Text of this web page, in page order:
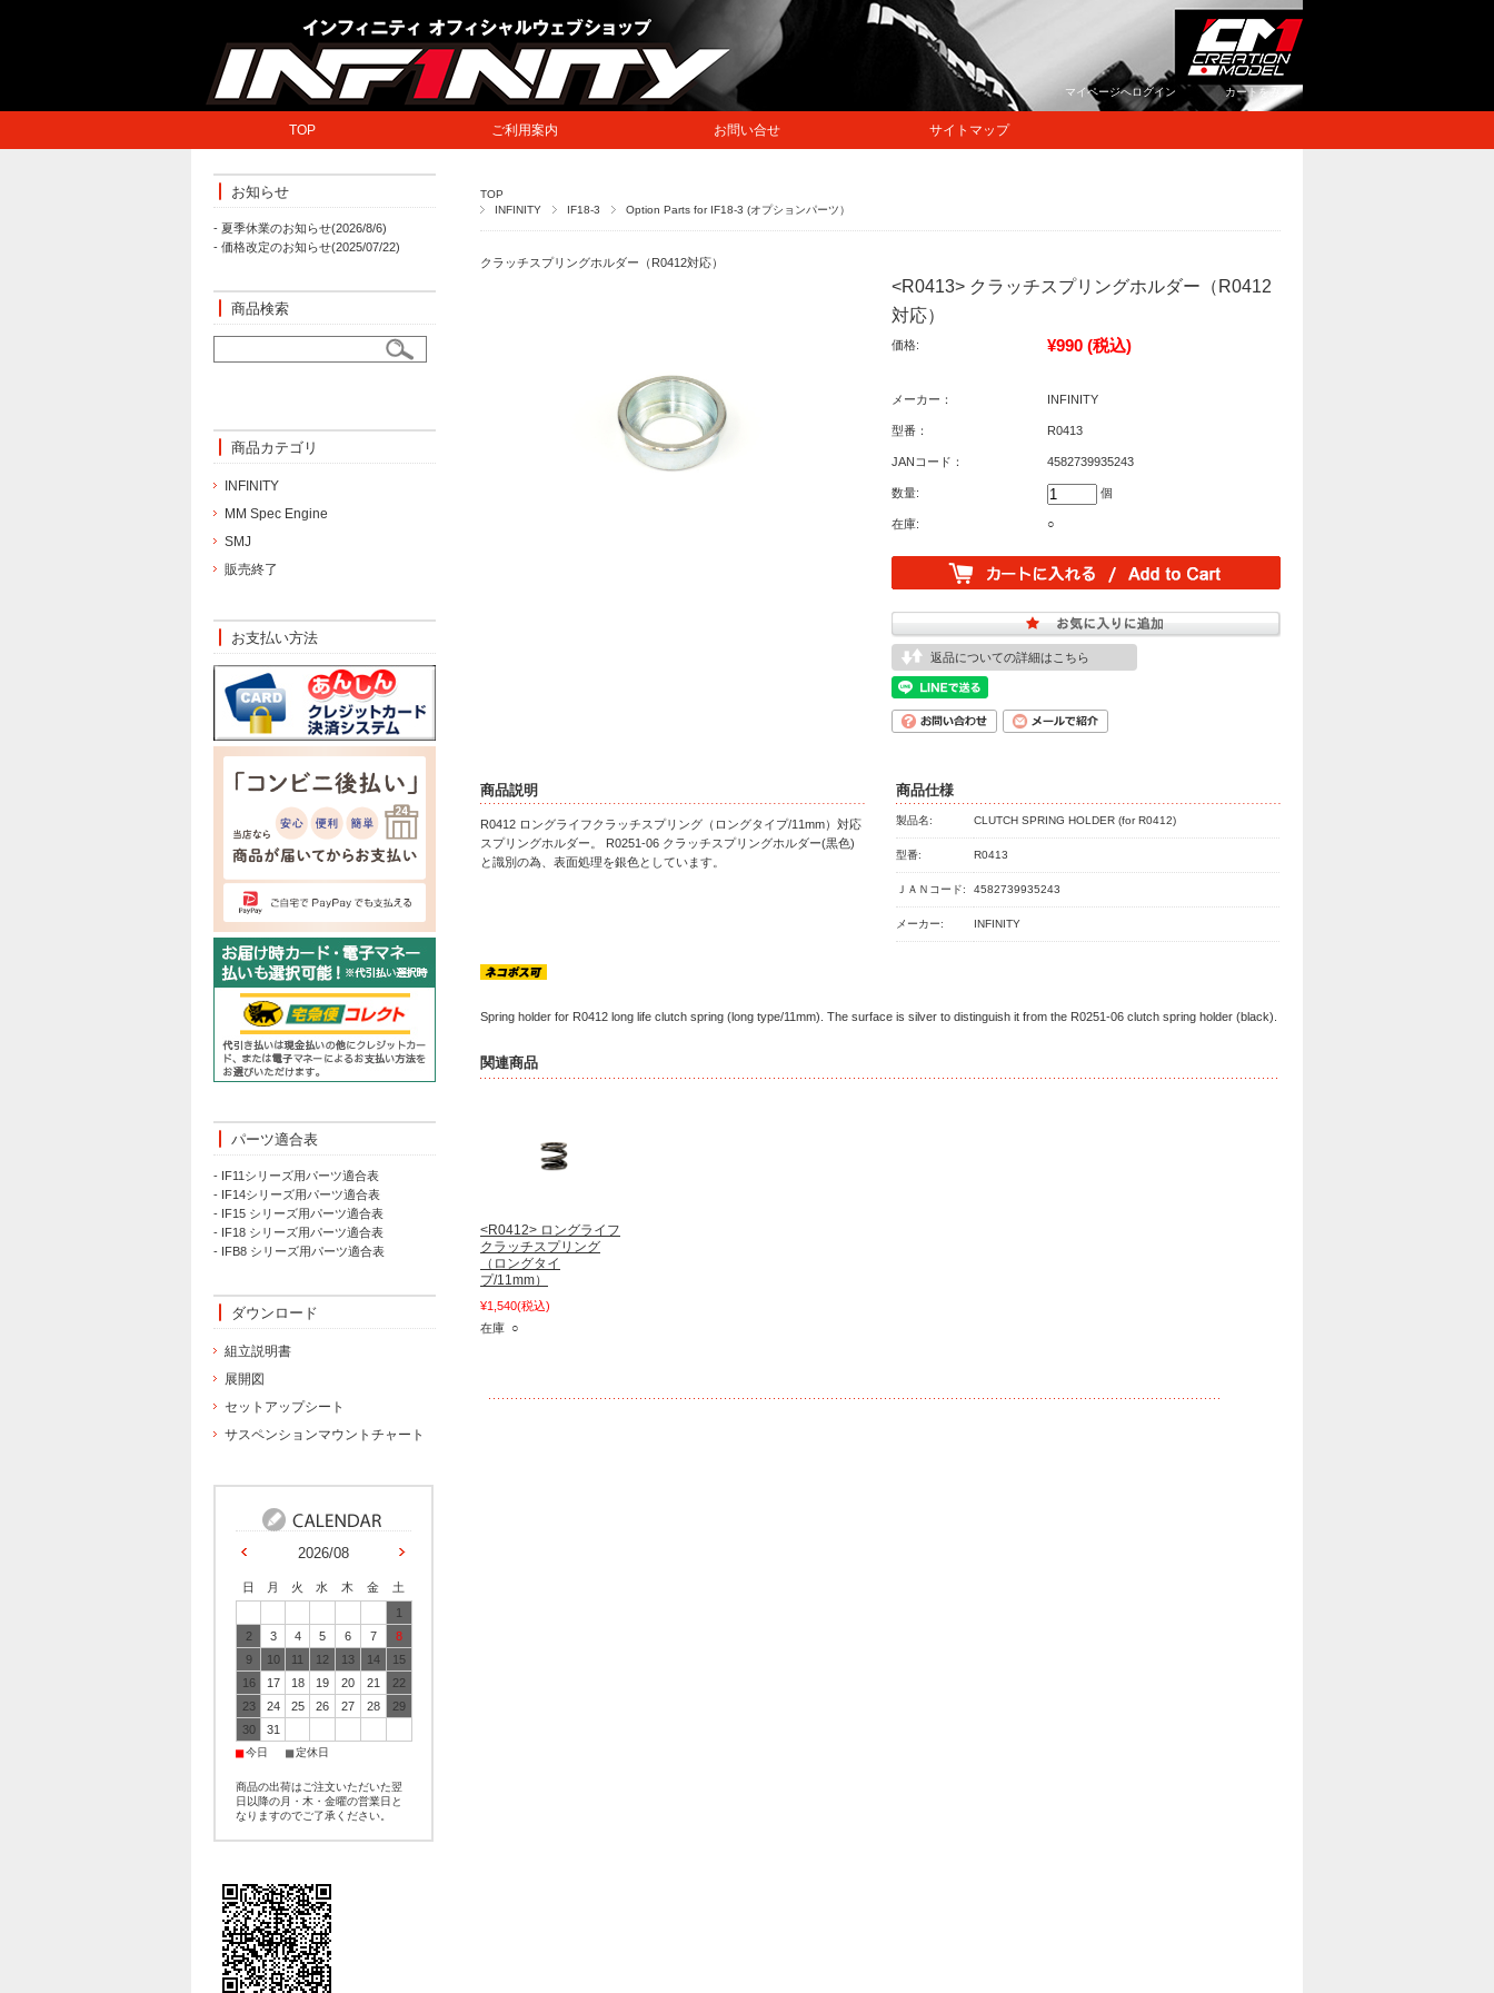
マイページへログイン カートをみる
TOP ご利用案内 お問い合せ サイトマップ
TOP
INFINITY
IF18-3 Option Parts for IF18-3 (オプションパーツ）
クラッチスプリングホルダー（R0412対応）
<R0413> クラッチスプリングホルダー（R0412
対応）
価格: ¥990 (税込)
メーカー： INFINITY
型番： R0413
JANコード： 4582739935243
数量: 個
在庫: ○
返品についての詳細はこちら
商品説明
R0412 ロングライフクラッチスプリング（ロングタイプ/11mm）対応
スプリングホルダー。 R0251-06 クラッチスプリングホルダー(黒色)
と識別の為、表面処理を銀色としています。
商品仕様
製品名: CLUTCH SPRING HOLDER (for R0412)
型番: R0413
ＪＡＮコード: 4582739935243
メーカー: INFINITY
Spring holder for R0412 long life clutch spring (long type/11mm). The surface is silver to distinguish it from the R0251-06 clutch spring holder (black).
関連商品
<R0412> ロングライフ
クラッチスプリング
（ロングタイ
プ/11mm）
¥1,540(税込)
在庫 ○
お知らせ
- 夏季休業のお知らせ(2026/8/6)
- 価格改定のお知らせ(2025/07/22)
商品検索
商品カテゴリ
INFINITY
MM Spec Engine
SMJ
販売終了
お支払い方法
パーツ適合表
- IF11シリーズ用パーツ適合表
- IF14シリーズ用パーツ適合表
- IF15 シリーズ用パーツ適合表
- IF18 シリーズ用パーツ適合表
- IFB8 シリーズ用パーツ適合表
ダウンロード
組立説明書
展開図
セットアップシート
サスペンションマウントチャート
2026/08
日 月 火 水 木 金
土
1
2
3 4 5 6 7
8
9
10 11 12 13 14
15
16
17 18 19 20 21
22
23
24 25 26 27 28
29
30
31
■今日 ■定休日
商品の出荷はご注文いただいた翌
日以降の月・木・金曜の営業日と
なりますのでご了承ください。